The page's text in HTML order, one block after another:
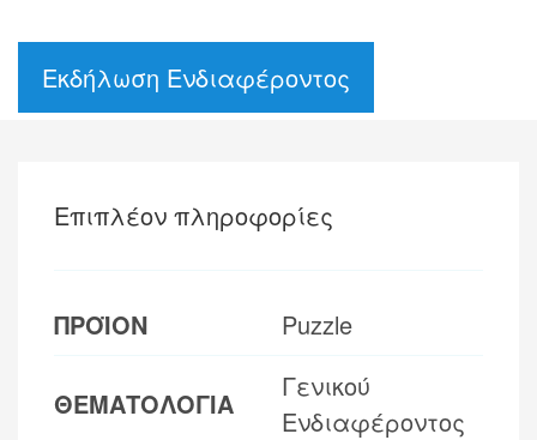
Εκδήλωση Ενδιαφέροντος
Επιπλέον πληροφορίες
ΠΡΟΪΟΝ Puzzle
ΘΕΜΑΤΟΛΟΓΙΑ
Γενικού
Ενδιαφέροντος